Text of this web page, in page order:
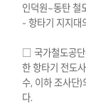
인덕원~동탄 철
- 항타기 지지대
□ 국가철도공
한 항타기 전도
수, 이하 조사단
다.